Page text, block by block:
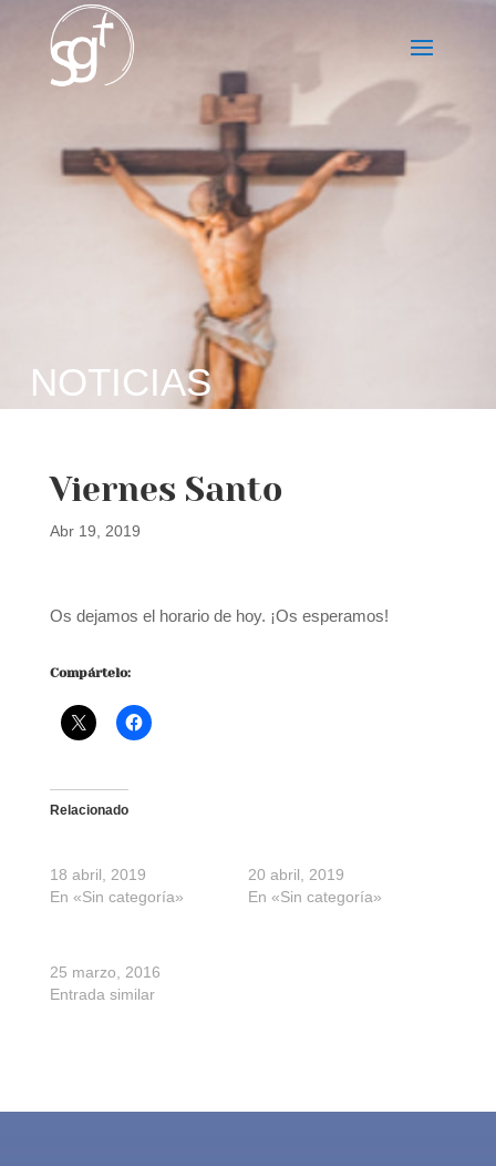
NOTICIAS
Viernes Santo
Abr 19, 2019
Os dejamos el horario de hoy. ¡Os esperamos!
Compártelo:
Relacionado
18 abril, 2019
En «Sin categoría»
20 abril, 2019
En «Sin categoría»
25 marzo, 2016
Entrada similar